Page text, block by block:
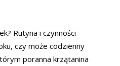
Rutyna i czynności
czy może codzienny
poranna krzątanina